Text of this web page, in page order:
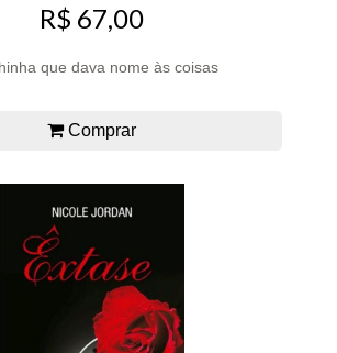
R$ 67,00
que dava nome às coisas
Comprar